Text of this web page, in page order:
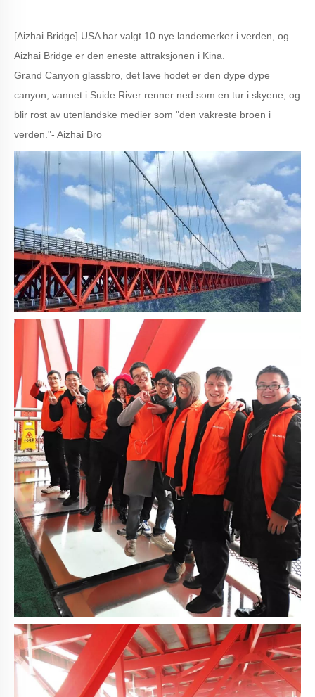
[Aizhai Bridge] USA har valgt 10 nye landemerker i verden, og
Aizhai Bridge er den eneste attraksjonen i Kina.
Grand Canyon glassbro, det lave hodet er den dype dype
canyon, vannet i Suide River renner ned som en tur i skyene, og
blir rost av utenlandske medier som "den vakreste broen i
verden."- Aizhai Bro